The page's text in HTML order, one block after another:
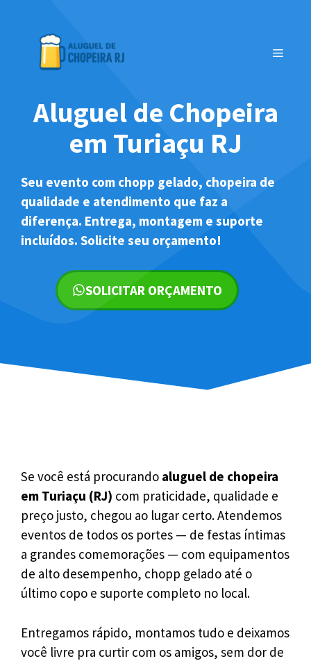
conteúdo
MENU
Aluguel de Chopeira
em Turiaçu RJ
Seu evento com chopp gelado, chopeira de
qualidade e atendimento que faz a
diferença. Entrega, montagem e suporte
incluídos. Solicite seu orçamento!
SOLICITAR ORÇAMENTO
Se você está procurando aluguel de chopeira
em Turiaçu (RJ) com praticidade, qualidade e
preço justo, chegou ao lugar certo. Atendemos
eventos de todos os portes — de festas íntimas
a grandes comemorações — com equipamentos
de alto desempenho, chopp gelado até o
último copo e suporte completo no local.
Entregamos rápido, montamos tudo e deixamos
você livre pra curtir com os amigos, sem dor de